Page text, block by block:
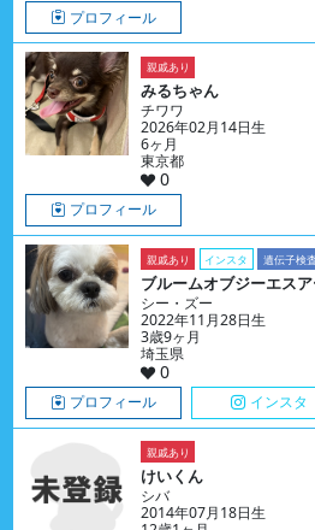
プロフィール
親戚あり
みるちゃん
チワワ
2026年02月14日生
6ヶ月
東京都
0
プロフィール
親戚あり インスタ 遺伝子検
ブルームオブジーエス
シー・ズー
2022年11月28日生
3歳9ヶ月
埼玉県
0
プロフィール インスタ
親戚あり
けいくん
シバ
2014年07月18日生